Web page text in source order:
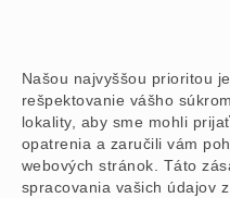
Našou najvyššou prioritou
rešpektovanie vášho
lokality, aby sme mohli
opatrenia a zaručili vám
webových stránok. Táto
spracovania vašich údajov